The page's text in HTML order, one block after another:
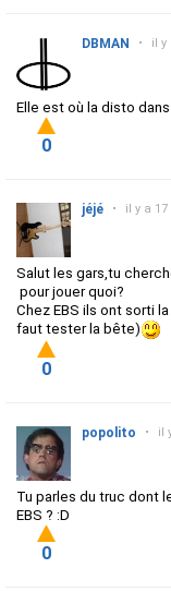
DBMAN • il y
Elle est où la disto
0
jéjé • il y a 17
Salut les gars,tu
pour jouer quoi?
Chez EBS ils ont sorti
faut tester la bête)
0
popolito • il
Tu parles du truc dont
EBS ? :D
0